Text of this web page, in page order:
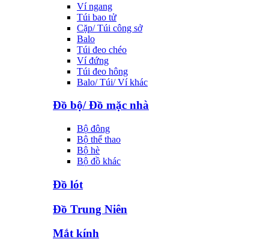
Ví ngang
Túi bao tử
Cặp/ Túi công sở
Balo
Túi đeo chéo
Ví đứng
Túi đeo hông
Balo/ Túi/ Ví khác
Đồ bộ/ Đồ mặc nhà
Bộ đông
Bộ thể thao
Bộ hè
Bộ đồ khác
Đồ lót
Đồ Trung Niên
Mắt kính